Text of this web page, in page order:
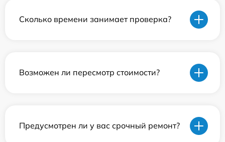
Сколько времени занимает проверка?
Возможен ли пересмотр стоимости?
Предусмотрен ли у вас срочный ремонт?